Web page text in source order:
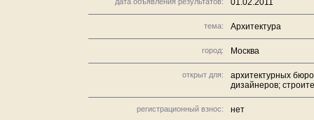
01.02.2011
тема: Архитектура
город: Москва
открыт для:
архитектурных
дизайнеров;
регистрационный взнос: нет